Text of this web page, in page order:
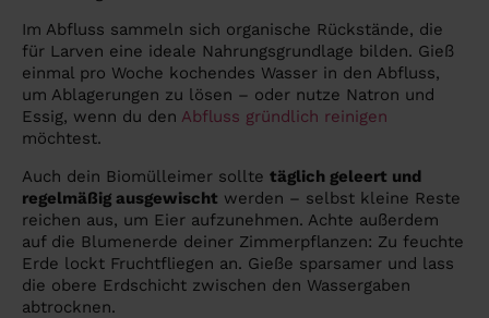
Im Abfluss sammeln sich organische Rückstände, die
für Larven eine ideale Nahrungsgrundlage bilden. Gieß
einmal pro Woche kochendes Wasser in den Abfluss,
um Ablagerungen zu lösen – oder nutze Natron und
Essig, wenn du den Abfluss gründlich reinigen
möchtest.
Auch dein Biomülleimer sollte täglich geleert und
regelmäßig ausgewischt werden – selbst kleine Reste
reichen aus, um Eier aufzunehmen. Achte außerdem
auf die Blumenerde deiner Zimmerpflanzen: Zu feuchte
Erde lockt Fruchtfliegen an. Gieße sparsamer und lass
die obere Erdschicht zwischen den Wassergaben
abtrocknen.